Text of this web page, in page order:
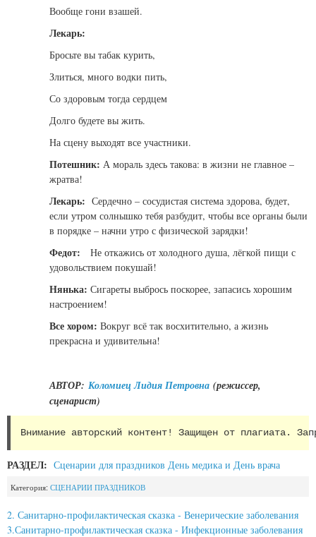
Вообще гони взашей.
Лекарь:
Бросьте вы табак курить,
Злиться, много водки пить,
Со здоровым тогда сердцем
Долго будете вы жить.
На сцену выходят все участники.
Потешник: А мораль здесь такова: в жизни не главное –
жратва!
Лекарь: Сердечно – сосудистая система здорова, будет,
если утром солнышко тебя разбудит, чтобы все органы были
в порядке – начни утро с физической зарядки!
Федот: Не откажись от холодного душа, лёгкой пищи с
удовольствием покушай!
Нянька: Сигареты выбрось поскорее, запасись хорошим
настроением!
Все хором: Вокруг всё так восхитительно, а жизнь
прекрасна и удивительна!
АВТОР: Коломиец Лидия Петровна (режиссер,
сценарист)
Внимание авторский контент! Защищен от плагиата.
РАЗДЕЛ: Сценарии для праздников День медика и День врача
Категория: СЦЕНАРИИ ПРАЗДНИКОВ
2. Санитарно-профилактическая сказка - Венерические заболевания
3.Санитарно-профилактическая сказка - Инфекционные заболевания